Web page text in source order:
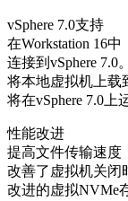
vSphere 7.0支持
在Workstation 16
连接到vSphere 7.0。
将本地虚拟机上载
将在vSphere 7.0上
性能改进
提高文件传输速度
改善了虚拟机关闭
改进的虚拟NVMe